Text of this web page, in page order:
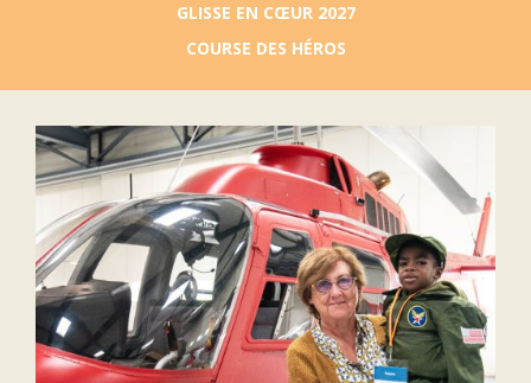
ESPACE PRESSE
JE DEVIENS
BÉNÉVOLE
UN PETIT PRINCE
GLISSE EN CŒUR 2027
COURSE DES HÉROS